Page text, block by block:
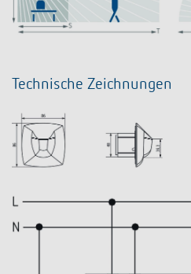
Technische Zeichnungen